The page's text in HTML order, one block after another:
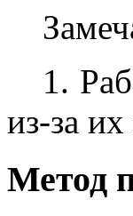
1.
из-за
Метод